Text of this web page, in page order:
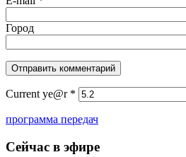
Город
Current ye@r *
программа передач
Сейчас в эфире